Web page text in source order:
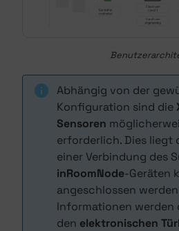
Abhängig von der
Konfiguration sind die
Sensoren
erforderlich. Dies liegt
einer Verbindung des
inRoomNode-Geräten
angeschlossen
Informationen werden
den elektronischen